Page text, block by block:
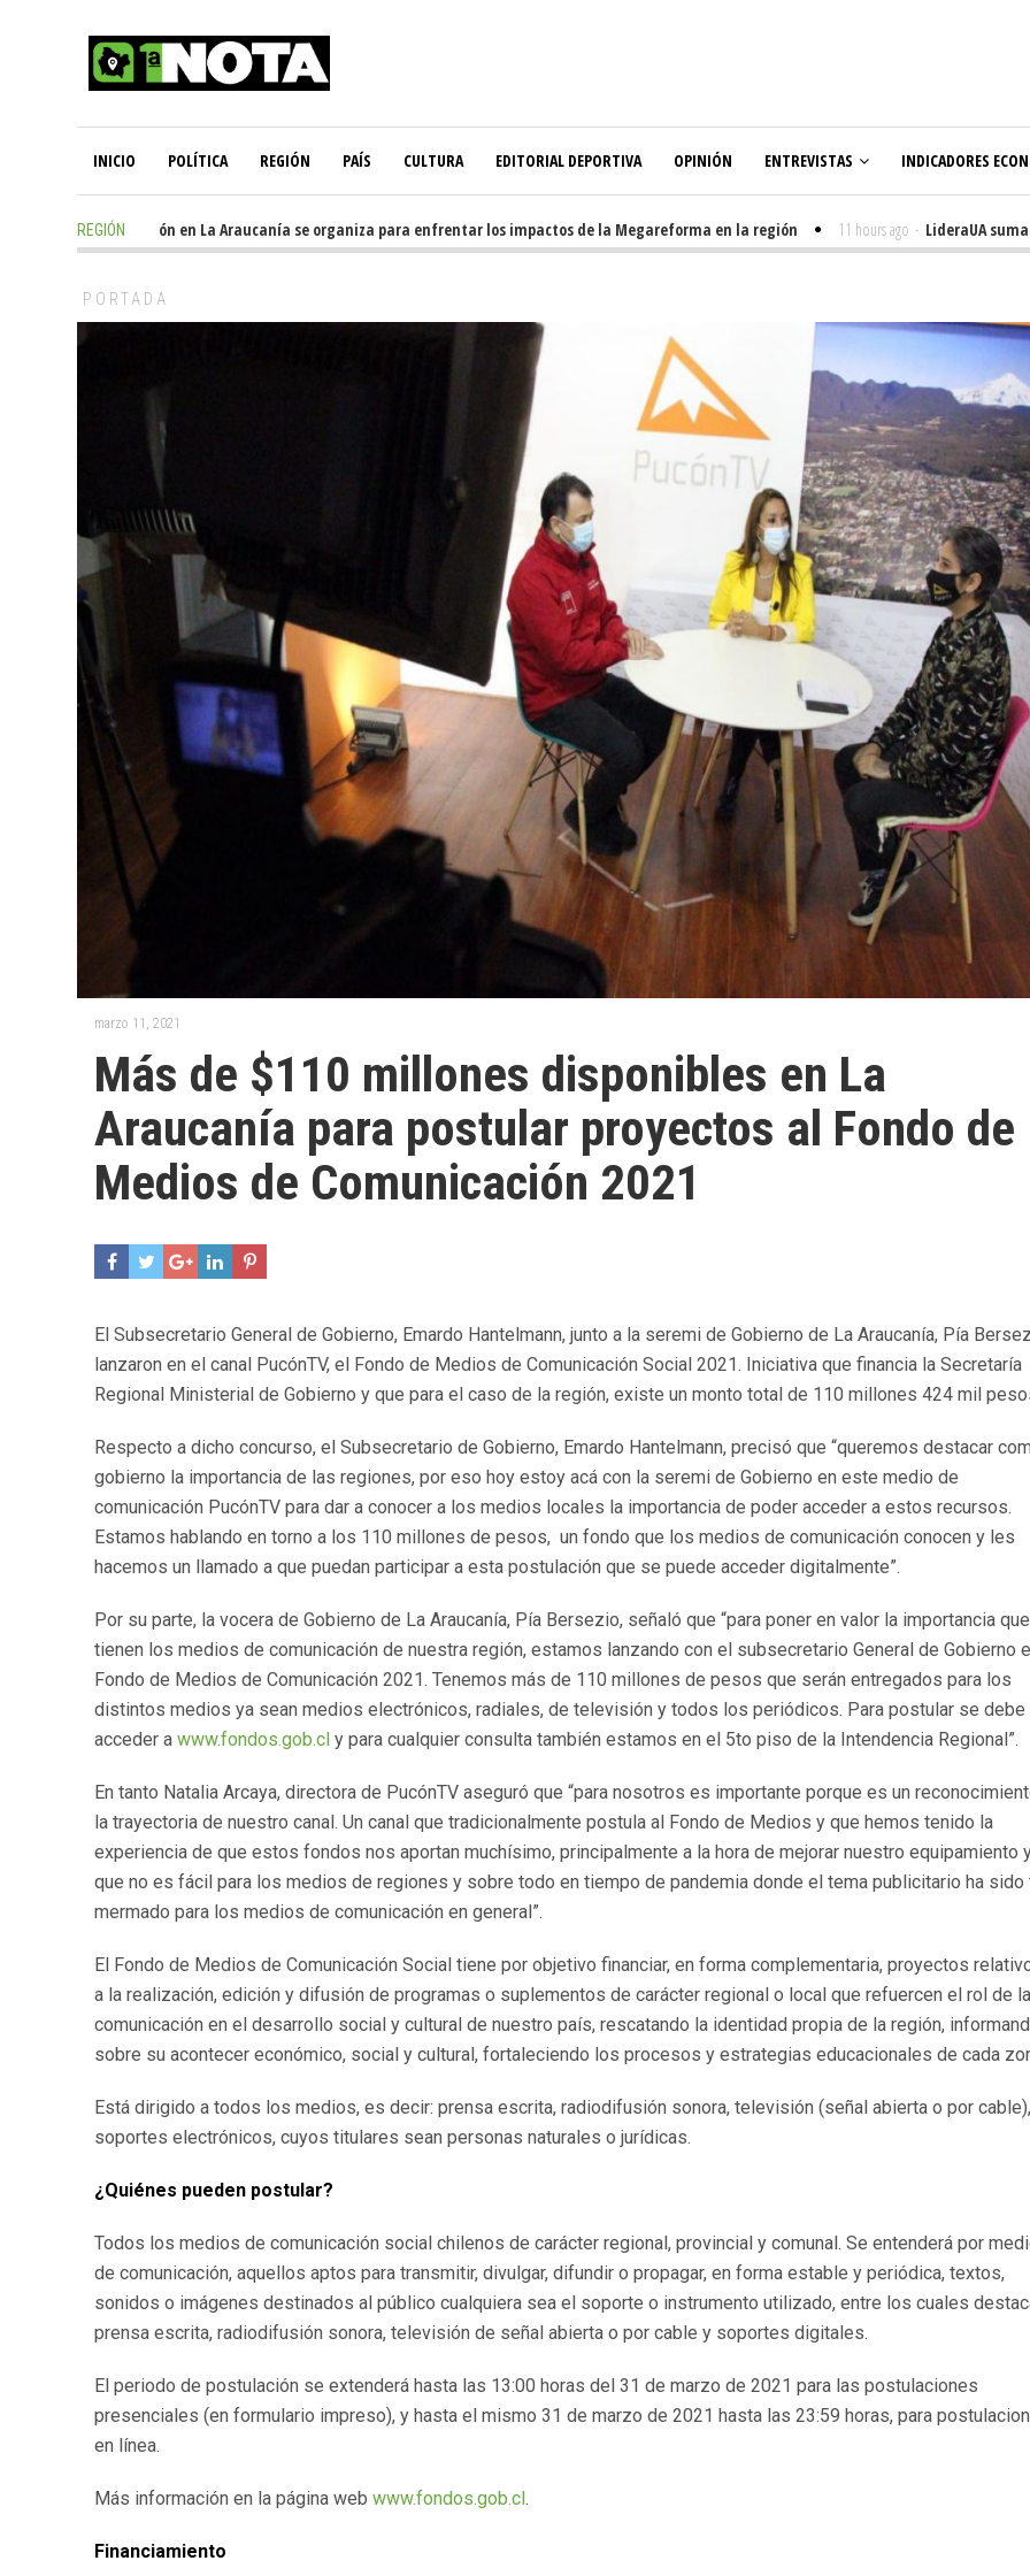
INICIO POLÍTICA REGIÓN PAÍS CULTURA EDITORIAL DEPORTIVA OPINIÓN ENTREVISTAS INDICADORES
REGIÓN
Oposición en La Araucanía se organiza para enfrentar los impactos de la Megareforma en la región 11 hours ago - LideraUA suma
PORTADA
marzo 11, 2021
Más de $110 millones disponibles en La
Araucanía para postular proyectos al Fondo de
Medios de Comunicación 2021
El Subsecretario General de Gobierno, Emardo Hantelmann, junto a la seremi de Gobierno de La Araucanía, Pía
lanzaron en el canal PucónTV, el Fondo de Medios de Comunicación Social 2021. Iniciativa que financia la Secretaría
Regional Ministerial de Gobierno y que para el caso de la región, existe un monto total de 110 millones 424 mil
Respecto a dicho concurso, el Subsecretario de Gobierno, Emardo Hantelmann, precisó que “queremos destacar
gobierno la importancia de las regiones, por eso hoy estoy acá con la seremi de Gobierno en este medio de
comunicación PucónTV para dar a conocer a los medios locales la importancia de poder acceder a estos recursos.
Estamos hablando en torno a los 110 millones de pesos, un fondo que los medios de comunicación conocen y les
hacemos un llamado a que puedan participar a esta postulación que se puede acceder digitalmente”.
Por su parte, la vocera de Gobierno de La Araucanía, Pía Bersezio, señaló que “para poner en valor la importancia que
tienen los medios de comunicación de nuestra región, estamos lanzando con el subsecretario General de Gobierno
Fondo de Medios de Comunicación 2021. Tenemos más de 110 millones de pesos que serán entregados para los
distintos medios ya sean medios electrónicos, radiales, de televisión y todos los periódicos. Para postular se debe
acceder a www.fondos.gob.cl y para cualquier consulta también estamos en el 5to piso de la Intendencia Regional”.
En tanto Natalia Arcaya, directora de PucónTV aseguró que “para nosotros es importante porque es un
la trayectoria de nuestro canal. Un canal que tradicionalmente postula al Fondo de Medios y que hemos tenido la
experiencia de que estos fondos nos aportan muchísimo, principalmente a la hora de mejorar nuestro equipamiento
que no es fácil para los medios de regiones y sobre todo en tiempo de pandemia donde el tema publicitario ha sido
mermado para los medios de comunicación en general”.
El Fondo de Medios de Comunicación Social tiene por objetivo financiar, en forma complementaria, proyectos
a la realización, edición y difusión de programas o suplementos de carácter regional o local que refuercen el rol de la
comunicación en el desarrollo social y cultural de nuestro país, rescatando la identidad propia de la región,
sobre su acontecer económico, social y cultural, fortaleciendo los procesos y estrategias educacionales de cada
Está dirigido a todos los medios, es decir: prensa escrita, radiodifusión sonora, televisión (señal abierta o por
soportes electrónicos, cuyos titulares sean personas naturales o jurídicas.
¿Quiénes pueden postular?
Todos los medios de comunicación social chilenos de carácter regional, provincial y comunal. Se entenderá por
de comunicación, aquellos aptos para transmitir, divulgar, difundir o propagar, en forma estable y periódica, textos,
sonidos o imágenes destinados al público cualquiera sea el soporte o instrumento utilizado, entre los cuales
prensa escrita, radiodifusión sonora, televisión de señal abierta o por cable y soportes digitales.
El periodo de postulación se extenderá hasta las 13:00 horas del 31 de marzo de 2021 para las postulaciones
presenciales (en formulario impreso), y hasta el mismo 31 de marzo de 2021 hasta las 23:59 horas, para
en línea.
Más información en la página web www.fondos.gob.cl.
Financiamiento